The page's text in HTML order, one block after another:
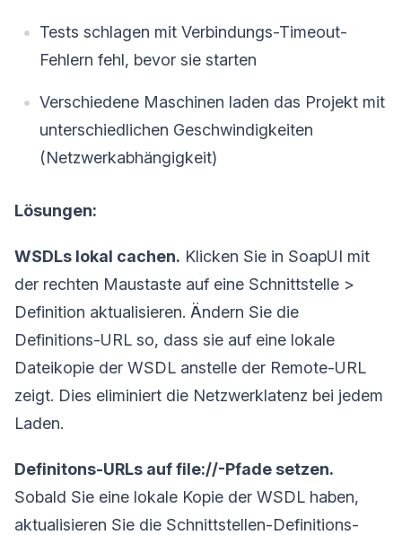
Tests schlagen mit Verbindungs-Timeout-
Fehlern fehl, bevor sie starten
Verschiedene Maschinen laden das Projekt mit
unterschiedlichen Geschwindigkeiten
(Netzwerkabhängigkeit)
Lösungen:
WSDLs lokal cachen. Klicken Sie in SoapUI mit
der rechten Maustaste auf eine Schnittstelle >
Definition aktualisieren. Ändern Sie die
Definitions-URL so, dass sie auf eine lokale
Dateikopie der WSDL anstelle der Remote-URL
zeigt. Dies eliminiert die Netzwerklatenz bei jedem
Laden.
Definitons-URLs auf file://-Pfade setzen.
Sobald Sie eine lokale Kopie der WSDL haben,
aktualisieren Sie die Schnittstellen-Definitions-